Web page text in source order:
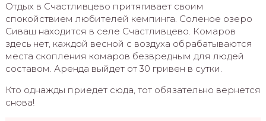
Отдых в Счастливцево притягивает своим
спокойствием любителей кемпинга. Соленое озеро
Сиваш находится в селе Счастливцево. Комаров
здесь нет, каждой весной с воздуха обрабатываются
места скопления комаров безвредным для людей
составом. Аренда выйдет от 30 гривен в сутки.
Кто однажды приедет сюда, тот обязательно вернется
снова!